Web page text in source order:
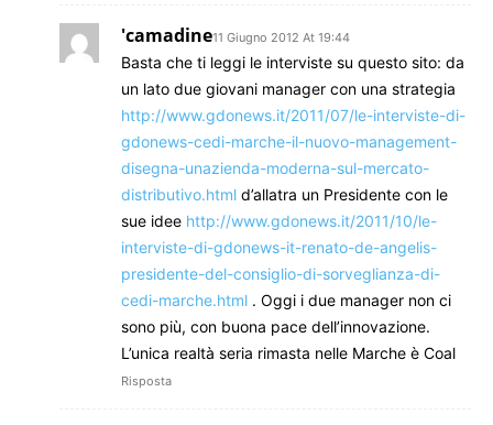
'camadine11 Giugno 2012 At 19:44
Basta che ti leggi le interviste su questo sito: da
un lato due giovani manager con una strategia
http://www.gdonews.it/2011/07/le-interviste-di-
gdonews-cedi-marche-il-nuovo-management-
disegna-unazienda-moderna-sul-mercato-
distributivo.html d’allatra un Presidente con le
sue idee http://www.gdonews.it/2011/10/le-
interviste-di-gdonews-it-renato-de-angelis-
presidente-del-consiglio-di-sorveglianza-di-
cedi-marche.html . Oggi i due manager non ci
sono più, con buona pace dell’innovazione.
L’unica realtà seria rimasta nelle Marche è Coal
Risposta